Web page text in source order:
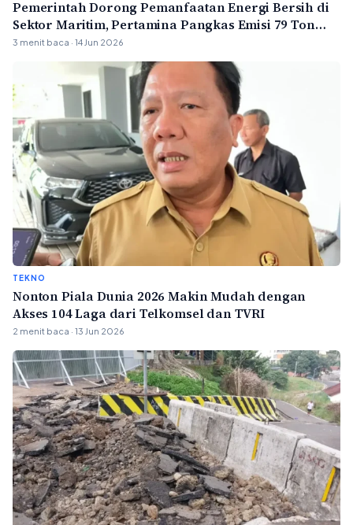
Pemerintah Dorong Pemanfaatan Energi Bersih di
Sektor Maritim, Pertamina Pangkas Emisi 79 Ton
Karbon per Tahun
3 menit baca · 14 Jun 2026
TEKNO
Nonton Piala Dunia 2026 Makin Mudah dengan
Akses 104 Laga dari Telkomsel dan TVRI
2 menit baca · 13 Jun 2026